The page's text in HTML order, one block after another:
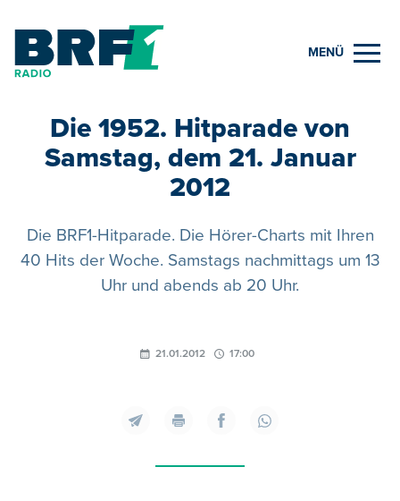
MENÜ
Die 1952. Hitparade von
Samstag, dem 21. Januar
2012
Die BRF1-Hitparade. Die Hörer-Charts mit Ihren
40 Hits der Woche. Samstags nachmittags um 13
Uhr und abends ab 20 Uhr.
21.01.2012 17:00